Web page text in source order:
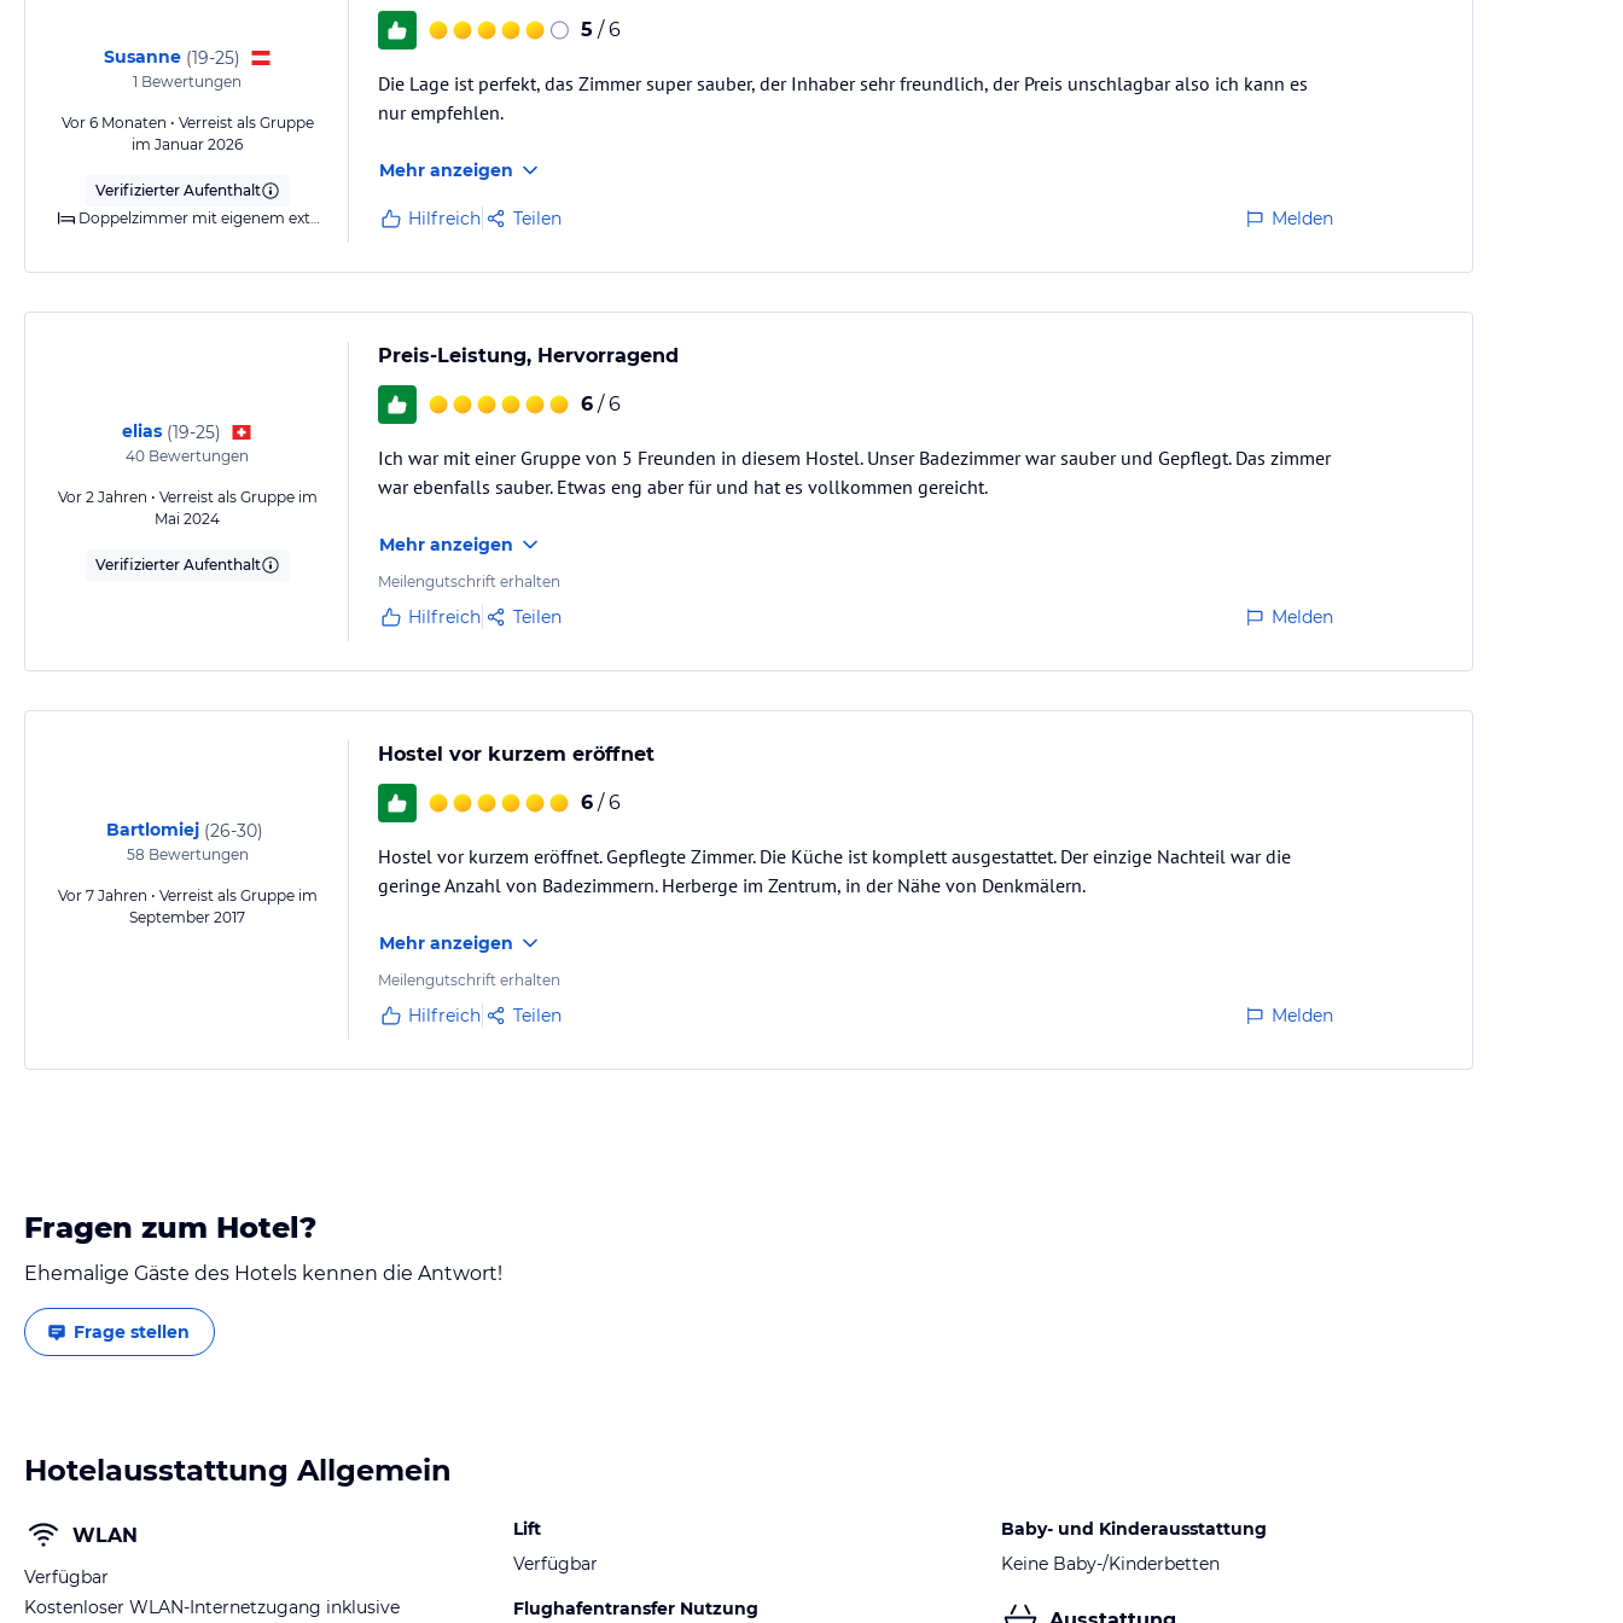
Susanne (19-25)
1 Bewertungen
Vor 6 Monaten • Verreist als Gruppe
im Januar 2026
Verifizierter Aufenthalt
Doppelzimmer mit eigenem externen Bad
5 / 6
Die Lage ist perfekt, das Zimmer super sauber, der Inhaber sehr freundlich, der Preis unschlagbar also ich kann es
nur empfehlen.
Mehr anzeigen
Hilfreich Teilen Melden
elias (19-25)
40 Bewertungen
Vor 2 Jahren • Verreist als Gruppe im
Mai 2024
Verifizierter Aufenthalt
Preis-Leistung, Hervorragend
6 / 6
Ich war mit einer Gruppe von 5 Freunden in diesem Hostel. Unser Badezimmer war sauber und Gepflegt. Das zimmer
war ebenfalls sauber. Etwas eng aber für und hat es vollkommen gereicht.
Mehr anzeigen
Meilengutschrift erhalten
Hilfreich Teilen Melden
Bartlomiej (26-30)
58 Bewertungen
Vor 7 Jahren • Verreist als Gruppe im
September 2017
Hostel vor kurzem eröffnet
6 / 6
Hostel vor kurzem eröffnet. Gepflegte Zimmer. Die Küche ist komplett ausgestattet. Der einzige Nachteil war die
geringe Anzahl von Badezimmern. Herberge im Zentrum, in der Nähe von Denkmälern.
Mehr anzeigen
Meilengutschrift erhalten
Hilfreich Teilen Melden
Fragen zum Hotel?
Ehemalige Gäste des Hotels kennen die Antwort!
Frage stellen
Hotelausstattung Allgemein
WLAN
Verfügbar
Kostenloser WLAN-Internetzugang inklusive
Lift
Verfügbar
Flughafentransfer Nutzung
Baby- und Kinderausstattung
Keine Baby-/Kinderbetten